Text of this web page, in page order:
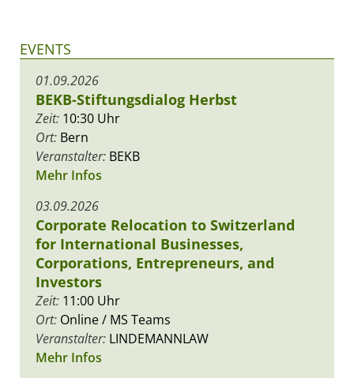
EVENTS
01.09.2026
BEKB-Stiftungsdialog Herbst
Zeit: 10:30 Uhr
Ort: Bern
Veranstalter: BEKB
Mehr Infos
03.09.2026
Corporate Relocation to Switzerland
for International Businesses,
Corporations, Entrepreneurs, and
Investors
Zeit: 11:00 Uhr
Ort: Online / MS Teams
Veranstalter: LINDEMANNLAW
Mehr Infos